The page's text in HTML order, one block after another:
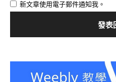
新文章使用電子郵件通知我。